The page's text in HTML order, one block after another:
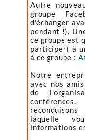
Autre
groupe
d'échanger
pendant !).
ce groupe est
participer) à
à ce groupe :
Notre
avec nos
de
laquelle
informations